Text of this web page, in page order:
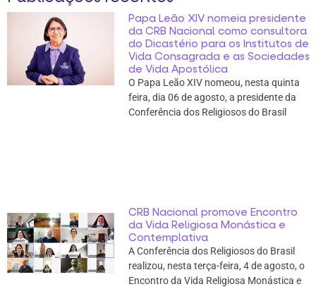
Papa Leão XIV nomeia presidente
da CRB Nacional como consultora
do Dicastério para os Institutos de
Vida Consagrada e as Sociedades
de Vida Apostólica
O Papa Leão XIV nomeou, nesta quinta
feira, dia 06 de agosto, a presidente da
Conferência dos Religiosos do Brasil
CRB Nacional promove Encontro
da Vida Religiosa Monástica e
Contemplativa
A Conferência dos Religiosos do Brasil
realizou, nesta terça-feira, 4 de agosto, o
Encontro da Vida Religiosa Monástica e